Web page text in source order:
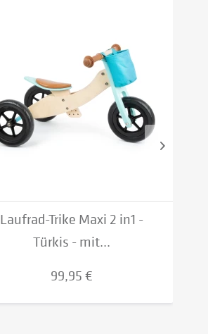
Laufrad-Trike Maxi 2 in1 -
Türkis - mit...
99,95 €